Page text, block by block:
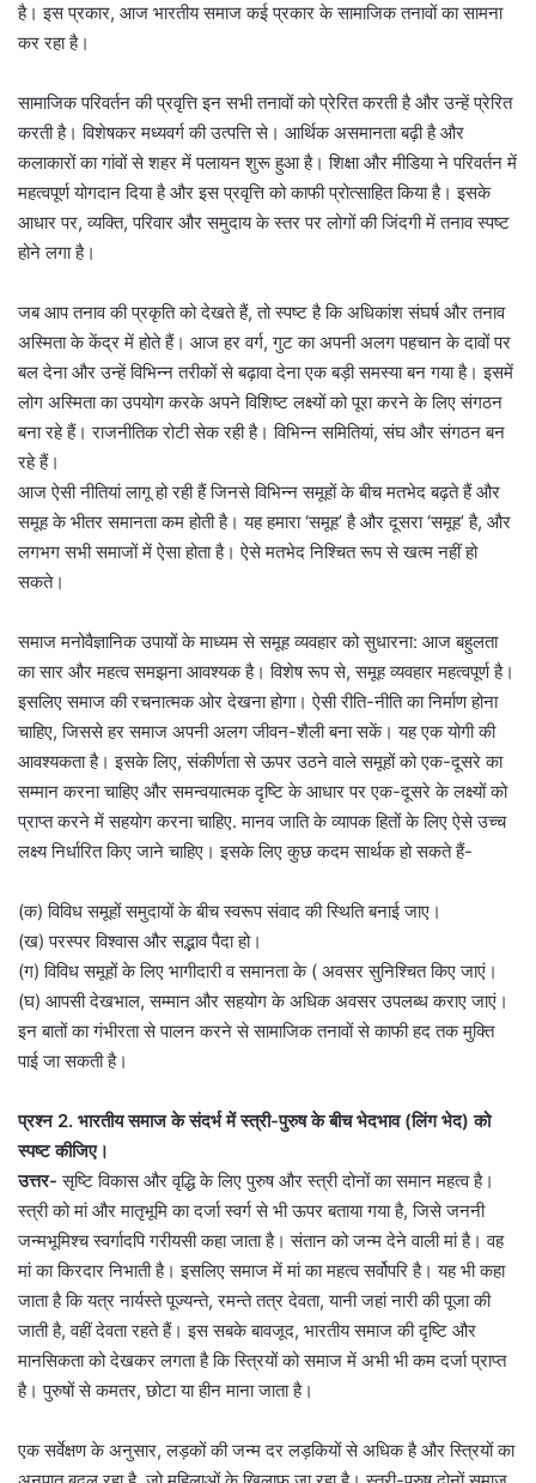
है। इस प्रकार, आज भारतीय समाज कई प्रकार के सामाजिक तनावों का सामना
कर रहा है।
सामाजिक परिवर्तन की प्रवृत्ति इन सभी तनावों को प्रेरित करती है और उन्हें प्रेरित
करती है। विशेषकर मध्यवर्ग की उत्पत्ति से। आर्थिक असमानता बढ़ी है और
कलाकारों का गांवों से शहर में पलायन शुरू हुआ है। शिक्षा और मीडिया ने परिवर्तन में
महत्वपूर्ण योगदान दिया है और इस प्रवृत्ति को काफी प्रोत्साहित किया है। इसके
आधार पर, व्यक्ति, परिवार और समुदाय के स्तर पर लोगों की जिंदगी में तनाव स्पष्ट
होने लगा है।
जब आप तनाव की प्रकृति को देखते हैं, तो स्पष्ट है कि अधिकांश संघर्ष और तनाव
अस्मिता के केंद्र में होते हैं। आज हर वर्ग, गुट का अपनी अलग पहचान के दावों पर
बल देना और उन्हें विभिन्न तरीकों से बढ़ावा देना एक बड़ी समस्या बन गया है। इसमें
लोग अस्मिता का उपयोग करके अपने विशिष्ट लक्ष्यों को पूरा करने के लिए संगठन
बना रहे हैं। राजनीतिक रोटी सेक रही है। विभिन्न समितियां, संघ और संगठन बन
रहे हैं।
आज ऐसी नीतियां लागू हो रही हैं जिनसे विभिन्न समूहों के बीच मतभेद बढ़ते हैं और
समूह के भीतर समानता कम होती है। यह हमारा ‘समूह’ है और दूसरा ‘समूह’ है, और
लगभग सभी समाजों में ऐसा होता है। ऐसे मतभेद निश्चित रूप से खत्म नहीं हो
सकते।
समाज मनोवैज्ञानिक उपायों के माध्यम से समूह व्यवहार को सुधारना: आज बहुलता
का सार और महत्व समझना आवश्यक है। विशेष रूप से, समूह व्यवहार महत्वपूर्ण है।
इसलिए समाज की रचनात्मक ओर देखना होगा। ऐसी रीति-नीति का निर्माण होना
चाहिए, जिससे हर समाज अपनी अलग जीवन-शैली बना सकें। यह एक योगी की
आवश्यकता है। इसके लिए, संकीर्णता से ऊपर उठने वाले समूहों को एक-दूसरे का
सम्मान करना चाहिए और समन्वयात्मक दृष्टि के आधार पर एक-दूसरे के लक्ष्यों को
प्राप्त करने में सहयोग करना चाहिए. मानव जाति के व्यापक हितों के लिए ऐसे उच्च
लक्ष्य निर्धारित किए जाने चाहिए। इसके लिए कुछ कदम सार्थक हो सकते हैं-
(क) विविध समूहों समुदायों के बीच स्वरूप संवाद की स्थिति बनाई जाए।
(ख) परस्पर विश्वास और स‌द्भाव पैदा हो।
(ग) विविध समूहों के लिए भागीदारी व समानता के ( अवसर सुनिश्चित किए जाएं।
(घ) आपसी देखभाल, सम्मान और सहयोग के अधिक अवसर उपलब्ध कराए जाएं।
इन बातों का गंभीरता से पालन करने से सामाजिक तनावों से काफी हद तक मुक्ति
पाई जा सकती है।
प्रश्न 2. भारतीय समाज के संदर्भ में स्त्री-पुरुष के बीच भेदभाव (लिंग भेद) को
स्पष्ट कीजिए।
उत्तर- सृष्टि विकास और वृद्धि के लिए पुरुष और स्त्री दोनों का समान महत्व है।
स्त्री को मां और मातृभूमि का दर्जा स्वर्ग से भी ऊपर बताया गया है, जिसे जननी
जन्मभूमिश्च स्वर्गादपि गरीयसी कहा जाता है। संतान को जन्म देने वाली मां है। वह
मां का किरदार निभाती है। इसलिए समाज में मां का महत्व सर्वोपरि है। यह भी कहा
जाता है कि यत्र नार्यस्ते पूज्यन्ते, रमन्ते तत्र देवता, यानी जहां नारी की पूजा की
जाती है, वहीं देवता रहते हैं। इस सबके बावजूद, भारतीय समाज की दृष्टि और
मानसिकता को देखकर लगता है कि स्त्रियों को समाज में अभी भी कम दर्जा प्राप्त
है। पुरुषों से कमतर, छोटा या हीन माना जाता है।
एक सर्वेक्षण के अनुसार, लड़कों की जन्म दर लड़कियों से अधिक है और स्त्रियों का